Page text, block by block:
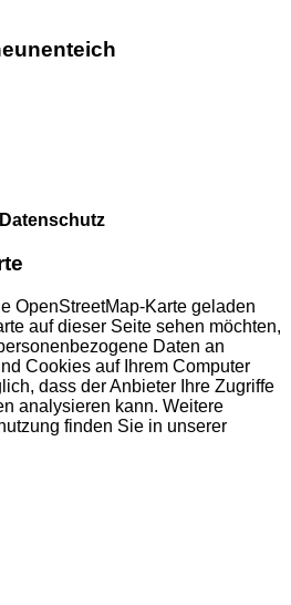
OpenStreetMap-Karte geladen
auf dieser Seite sehen möchten,
Daten an
Cookies auf Ihrem Computer
dass der Anbieter Ihre Zugriffe
analysieren kann. Weitere
finden Sie in unserer